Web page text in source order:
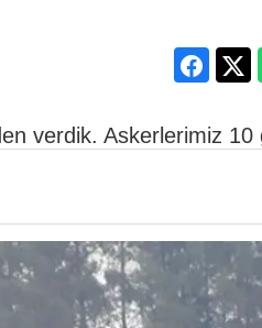
verdik. Askerlerimiz 10